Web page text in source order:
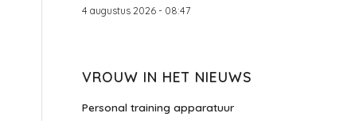
4 augustus 2026 - 08:47
VROUW IN HET NIEUWS
Personal training apparatuur